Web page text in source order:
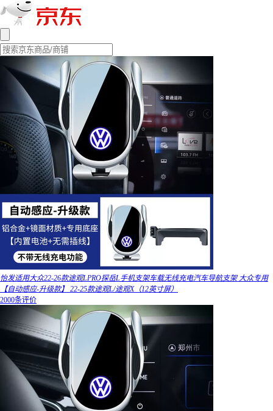
怡发适用大众22-26款途观LPRO探岳L手机支架车载无线充电汽车导航支架 大众专用
【自动感应-升级款】 22-25款途观L/途观X（12英寸屏）
2000条评价